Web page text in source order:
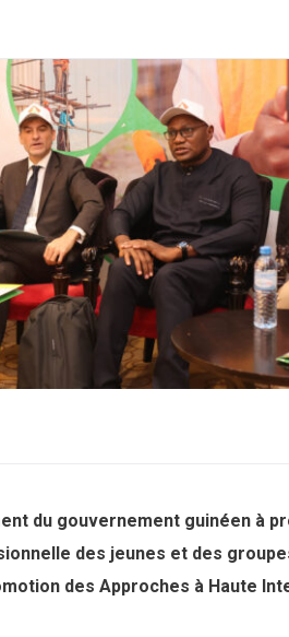
du gouvernement guinéen à
des jeunes et des
des Approches à Haute